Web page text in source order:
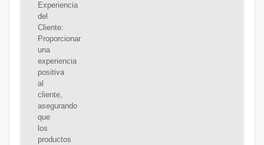
Experiencia
del
Cliente:
Proporcionar
una
experiencia
positiva
al
cliente,
asegurando
que
los
productos